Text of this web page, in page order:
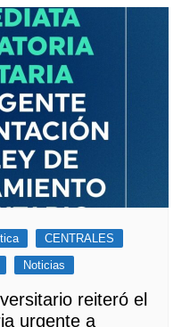
CENTRALES
Noticias
reiteró el
urgente a